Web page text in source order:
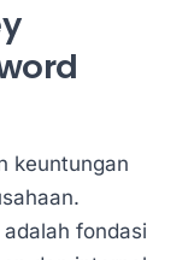
keuntungan
fondasi